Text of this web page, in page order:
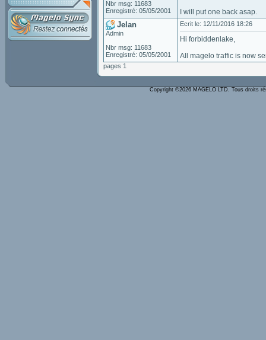
Nbr msg: 11683
Enregistré: 05/05/2001
I will put one back asap.
Jelan
Admin
Nbr msg: 11683
Enregistré: 05/05/2001
Ecrit le: 12/11/2016 18:26
Hi forbiddenlake,
All magelo traffic is now
pages 1
Copyright ©2026 MAGELO LTD. Tous droits